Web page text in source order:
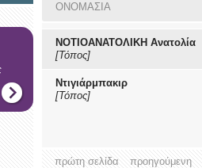
ΟΝΟΜΑΣΙΑ
ΝΟΤΙΟΑΝΑΤΟΛΙΚΗ Ανατολία
[Τόπος]
Ντιγιάρμπακιρ
[Τόπος]
πρώτη σελίδα προηγούμενη